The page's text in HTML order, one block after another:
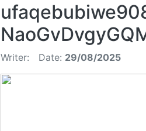
Writer: Date: 29/08/2025